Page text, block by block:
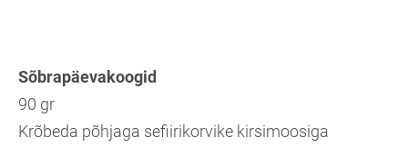
Sõbrapäevakoogid
90 gr
Krõbeda põhjaga sefiirikorvike kirsimoosiga